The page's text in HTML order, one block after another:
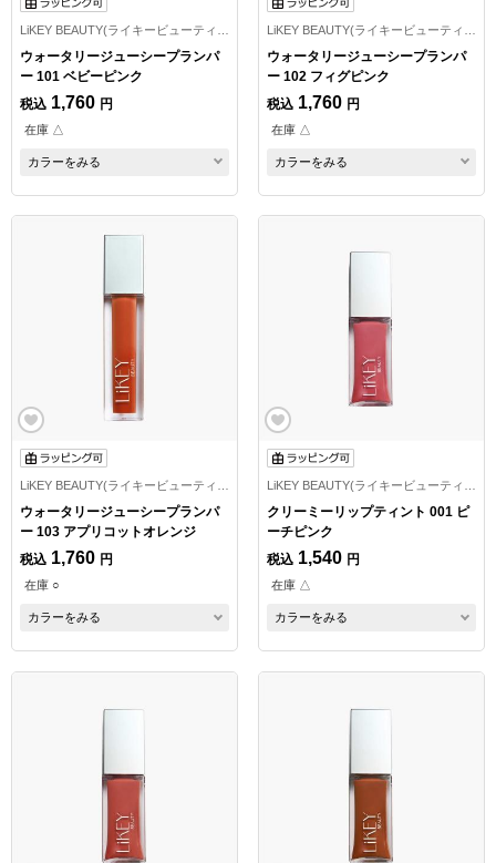
ウォータリージューシープランパ
ー 101 ベビーピンク
税込 1,760 円
在庫 △
カラーをみる
ウォータリージューシープランパ
ー 102 フィグピンク
税込 1,760 円
在庫 △
カラーをみる
LiKEY BEAUTY(ライキービューティー)
ウォータリージューシープランパ
ー 103 アプリコットオレンジ
税込 1,760 円
在庫 ○
カラーをみる
LiKEY BEAUTY(ライキービューティー)
クリーミーリップティント 001 ピ
ーチピンク
税込 1,540 円
在庫 △
カラーをみる